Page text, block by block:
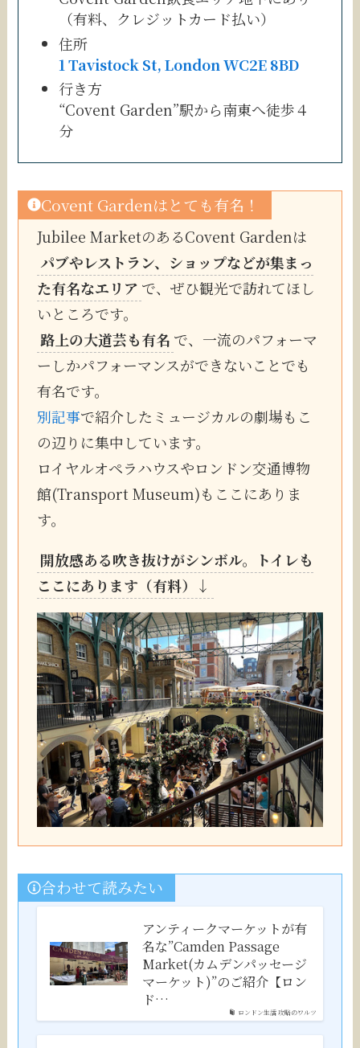
（有料、クレジットカード払い）
住所
1 Tavistock St, London WC2E 8BD
行き方
“Covent Garden”駅から南東へ徒歩４
分
Covent Gardenはとても有名！
Jubilee MarketのあるCovent Gardenは
パブやレストラン、ショップなどが集まっ
た有名なエリア で、ぜひ観光で訪れてほし
いところです。
路上の大道芸も有名 で、一流のパフォーマ
ーしかパフォーマンスができないことでも
有名です。
別記事で紹介したミュージカルの劇場もこ
の辺りに集中しています。
ロイヤルオペラハウスやロンドン交通博物
館(Transport Museum)もここにありま
す。
開放感ある吹き抜けがシンボル。トイレも
ここにあります（有料）↓
合わせて読みたい
ロンドン生活 攻略のワルツ
アンティークマーケットが有
名な”Camden Passage
Market(カムデンパッセージ
マーケット)”のご紹介【ロン
ド…